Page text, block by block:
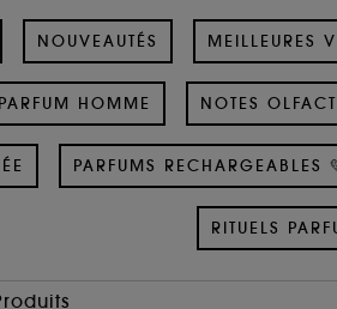
NOUVEAUTÉS MEILLEURES
PARFUM HOMME NOTES
PARFUMS RECHARGEABLES
RITUELS